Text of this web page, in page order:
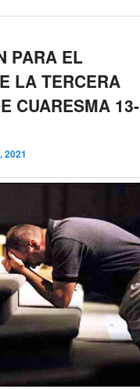
PARA EL
LA TERCERA
CUARESMA 13-
2021